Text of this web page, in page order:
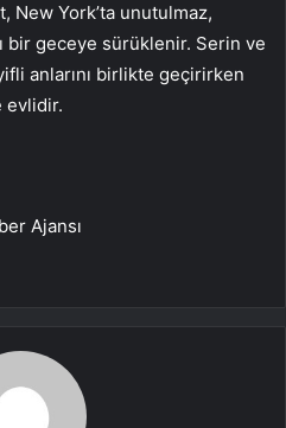
New York’ta unutulmaz,
bir geceye sürüklenir. Serin ve
anlarını birlikte geçirirken
evlidir.
Ajansı